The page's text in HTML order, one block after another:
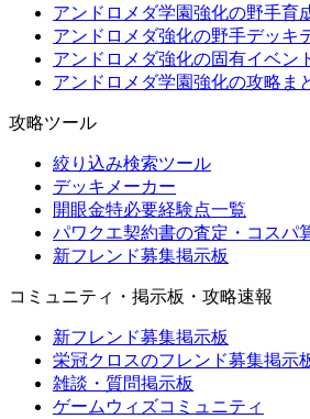
アンドロメダ学園強化の野手育
アンドロメダ強化の野手デッキ
アンドロメダ強化の固有イベン
アンドロメダ学園強化の攻略ま
攻略ツール
絞り込み検索ツール
デッキメーカー
開眼金特必要経験点一覧
パワクエ契約書の査定・コスパ
新フレンド募集掲示板
コミュニティ・掲示板・攻略速報
新フレンド募集掲示板
栄冠クロスのフレンド募集掲示
雑談・質問掲示板
ゲームウィズコミュニティ